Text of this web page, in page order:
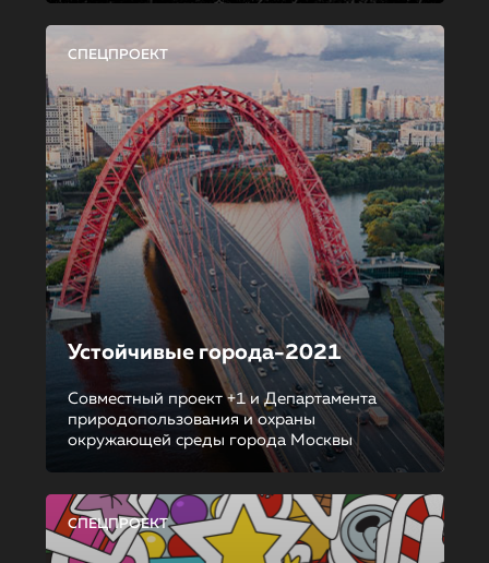
СПЕЦПРОЕКТ
Устойчивые города-2021
Совместный проект +1 и Департамента
природопользования и охраны
окружающей среды города Москвы
СПЕЦПРОЕКТ